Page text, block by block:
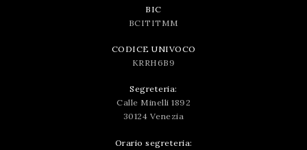
BIC
BCITITMM
CODICE UNIVOCO
KRRH6B9
Segreteria:
Calle Minelli 1892
30124 Venezia
Orario segreteria: